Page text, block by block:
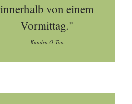
innerhalb von einem
Vormittag."
Kunden O-Ton